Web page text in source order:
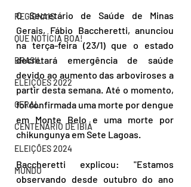
REGIONAIS
QUE NOTÍCIA BOA!
BRASIL
ELEIÇÕES 2022
GERAL
CENTENÁRIO DE IBIÁ
ELEIÇÕES 2024
MUNDO
O Secretário de Saúde de Minas
Gerais, Fábio Baccheretti, anunciou
na terça-feira (23/1) que o estado
decretará emergência de saúde
devido ao aumento das arboviroses a
partir desta semana. Até o momento,
foi confirmada uma morte por dengue
em Monte Belo e uma morte por
chikungunya em Sete Lagoas.
Baccheretti explicou: "Estamos
observando desde outubro do ano